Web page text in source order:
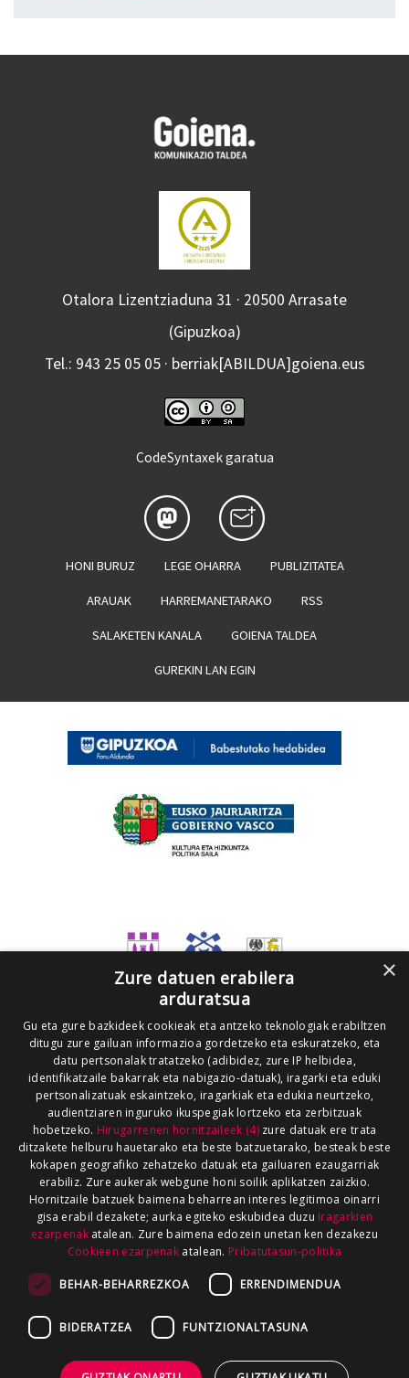
Otalora Lizentziaduna 31 · 20500 Arrasate
(Gipuzkoa)
Tel.: 943 25 05 05 · berriak[ABILDUA]goiena.eus
CodeSyntaxek garatua
HONI BURUZ LEGE OHARRA PUBLIZITATEA
ARAUAK HARREMANETARAKO RSS
SALAKETEN KANALA GOIENA TALDEA
GUREKIN LAN EGIN
×
Zure datuen erabilera
arduratsua
Gu eta gure bazkideek cookieak eta antzeko teknologiak erabiltzen
ditugu zure gailuan informazioa gordetzeko eta eskuratzeko, eta
datu pertsonalak tratatzeko (adibidez, zure IP helbidea,
identifikatzaile bakarrak eta nabigazio-datuak), iragarki eta eduki
pertsonalizatuak eskaintzeko, iragarkiak eta edukia neurtzeko,
audientziaren inguruko ikuspegiak lortzeko eta zerbitzuak
hobetzeko. Hirugarrenen hornitzaileek (4)zure datuak ere trata
ditzakete helburu hauetarako eta beste batzuetarako, besteak beste
kokapen geografiko zehatzeko datuak eta gailuaren ezaugarriak
erabiliz. Zure aukerak webgune honi soilik aplikatzen zaizkio.
Hornitzaile batzuek baimena beharrean interes legitimoa oinarri
gisa erabil dezakete; aurka egiteko eskubidea duzu Iragarkien
ezarpenakatalean. Zure baimena edozein unetan ken dezakezu
Cookieen ezarpenak atalean. Pribatutasun-politika
BEHAR-BEHARREZKOA ERRENDIMENDUA
BIDERATZEA FUNTZIONALTASUNA